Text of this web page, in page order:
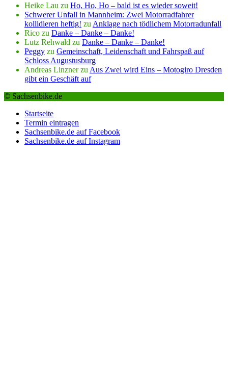
Heike Lau zu Ho, Ho, Ho – bald ist es wieder soweit!
Schwerer Unfall in Mannheim: Zwei Motorradfahrer
kollidieren heftig! zu Anklage nach tödlichem Motorradunfall
Rico zu Danke – Danke – Danke!
Lutz Rehwald zu Danke – Danke – Danke!
Peggy zu Gemeinschaft, Leidenschaft und Fahrspaß auf
Schloss Augustusburg
Andreas Linznerzu Aus Zwei wird Eins – Motogiro Dresden
gibt ein Geschäft auf
© Sachsenbike.de
Startseite
Termin eintragen
Sachsenbike.de auf Facebook
Sachsenbike.de auf Instagram